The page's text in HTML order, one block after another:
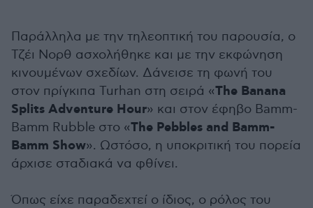
Παράλληλα με την τηλεοπτική του παρουσία, ο
Τζέι Νορθ ασχολήθηκε και με την εκφώνηση
κινουμένων σχεδίων. Δάνεισε τη φωνή του
στον πρίγκιπα Turhan στη σειρά «The Banana
Splits Adventure Hour» και στον έφηβο Bamm-
Bamm Rubble στο «The Pebbles and Bamm-
Bamm Show». Ωστόσο, η υποκριτική του πορεία
άρχισε σταδιακά να φθίνει.
Όπως είχε παραδεχτεί ο ίδιος, ο ρόλος του